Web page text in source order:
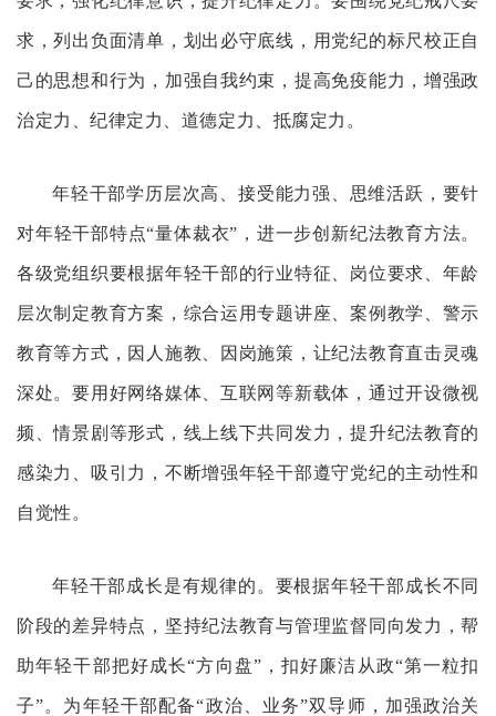
求，列出负面清单，划出必守底线，用党纪的标尺校正自
己的思想和行为，加强自我约束，提高免疫能力，增强政
治定力、纪律定力、道德定力、抵腐定力。
年轻干部学历层次高、接受能力强、思维活跃，要针
对年轻干部特点“量体裁衣”，进一步创新纪法教育方法。
各级党组织要根据年轻干部的行业特征、岗位要求、年龄
层次制定教育方案，综合运用专题讲座、案例教学、警示
教育等方式，因人施教、因岗施策，让纪法教育直击灵魂
深处。要用好网络媒体、互联网等新载体，通过开设微视
频、情景剧等形式，线上线下共同发力，提升纪法教育的
感染力、吸引力，不断增强年轻干部遵守党纪的主动性和
自觉性。
年轻干部成长是有规律的。要根据年轻干部成长不同
阶段的差异特点，坚持纪法教育与管理监督同向发力，帮
助年轻干部把好成长“方向盘”，扣好廉洁从政“第一粒扣
子”。为年轻干部配备“政治、业务”双导师，加强政治关